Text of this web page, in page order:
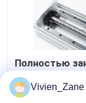
Полностью
линейная
направляющая
ременным
Vivien_Zane